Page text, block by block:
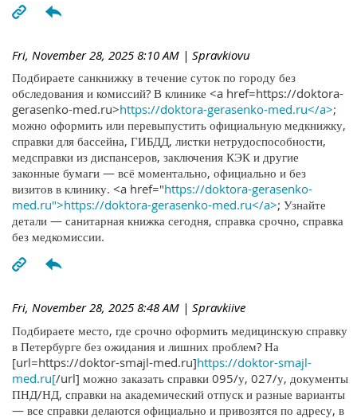
Fri, November 28, 2025 8:10 AM | Spravkiovu
Подбираете санкнижку в течение суток по городу без
обследования и комиссий? В клинике <a href=https://doktora-
gerasenko-med.ru>https://doktora-gerasenko-med.ru</a>;
можно оформить или перевыпустить официальную медкнижку,
справки для бассейна, ГИБДД, листки нетрудоспособности,
медсправки из диспансеров, заключения КЭК и другие
законные бумаги — всё моментально, официально и без
визитов в клинику. <a href="https://doktora-gerasenko-
med.ru">https://doktora-gerasenko-med.ru</a>; Узнайте
детали — санитарная книжка сегодня, справка срочно, справка
без медкомиссии.
Fri, November 28, 2025 8:48 AM | Spravkiive
Подбираете место, где срочно оформить медицинскую справку
в Петербурге без ожидания и лишних проблем? На
[url=https://doktor-smajl-med.ru]https://doktor-smajl-
med.ru[/url] можно заказать справки 095/у, 027/у, документы
ПНД/НД, справки на академический отпуск и разные варианты
— все справки делаются официально и привозятся по адресу, в